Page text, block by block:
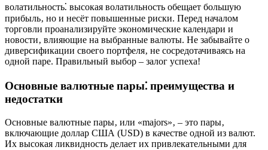
волатильность⁚ высокая волатильность обещает большую
прибыль‚ но и несёт повышенные риски. Перед началом
торговли проанализируйте экономические календари и
новости‚ влияющие на выбранные валюты. Не забывайте о
диверсификации своего портфеля‚ не сосредотачиваясь на
одной паре. Правильный выбор – залог успеха!
Основные валютные пары⁚ преимущества и
недостатки
Основные валютные пары‚ или «majors»‚ – это пары‚
включающие доллар США (USD) в качестве одной из валют.
Их высокая ликвидность делает их привлекательными для